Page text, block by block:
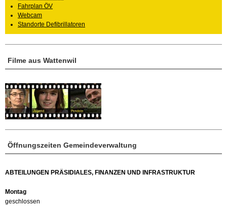
Öffnungszeiten Gemeindeverwaltung
ABTEILUNGEN PRÄSIDIALES, FINANZEN UND INFRASTRUKTUR
Montag
geschlossen
Filme aus Wattenwil
Fahrplan ÖV
Webcam
Standorte Defibrillatoren